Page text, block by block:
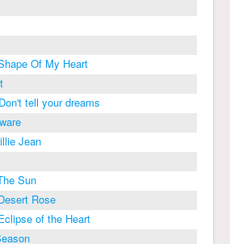
Of My Heart
tell your dreams
Jean
Sun
Rose
of the Heart